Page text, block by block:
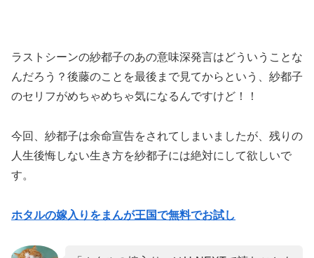
ラストシーンの紗都子のあの意味深発言はどういうことな
んだろう？後藤のことを最後まで見てからという、紗都子
のセリフがめちゃめちゃ気になるんですけど！！
今回、紗都子は余命宣告をされてしまいましたが、残りの
人生後悔しない生き方を紗都子には絶対にして欲しいで
す。
ホタルの嫁入りをまんが王国で無料でお試し